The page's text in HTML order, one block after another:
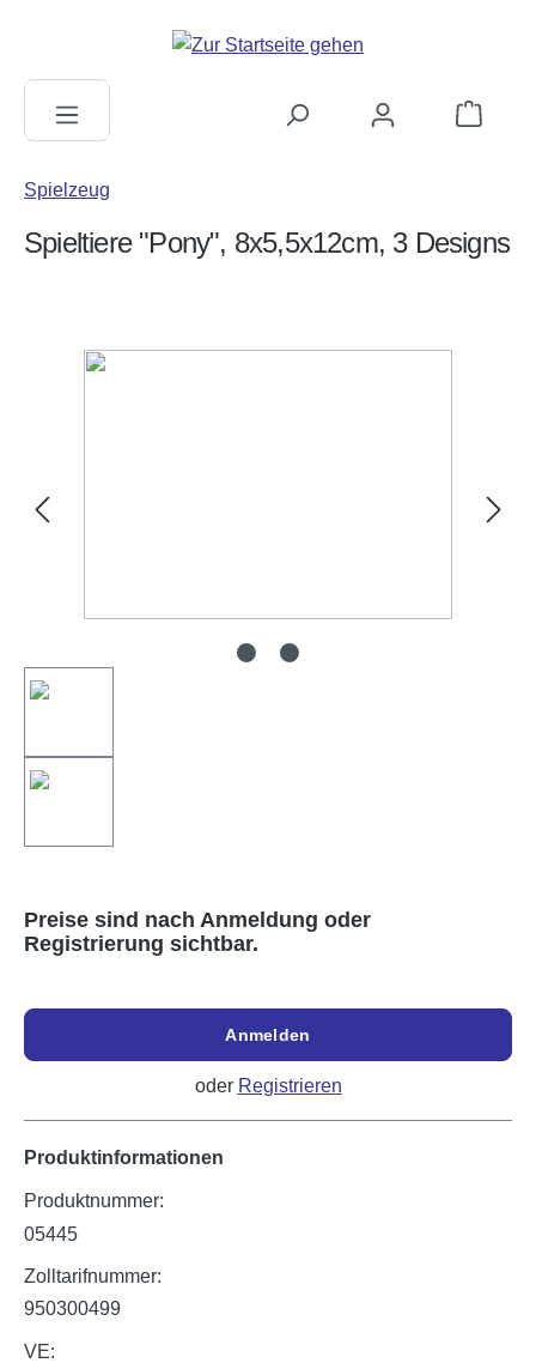
Spielzeug
Spieltiere "Pony", 8x5,5x12cm, 3 Designs
Bildergalerie überspringen
Preise sind nach Anmeldung oder
Registrierung sichtbar.
Anmelden
oder Registrieren
Produktinformationen
Produktnummer:
05445
Zolltarifnummer:
950300499
VE: